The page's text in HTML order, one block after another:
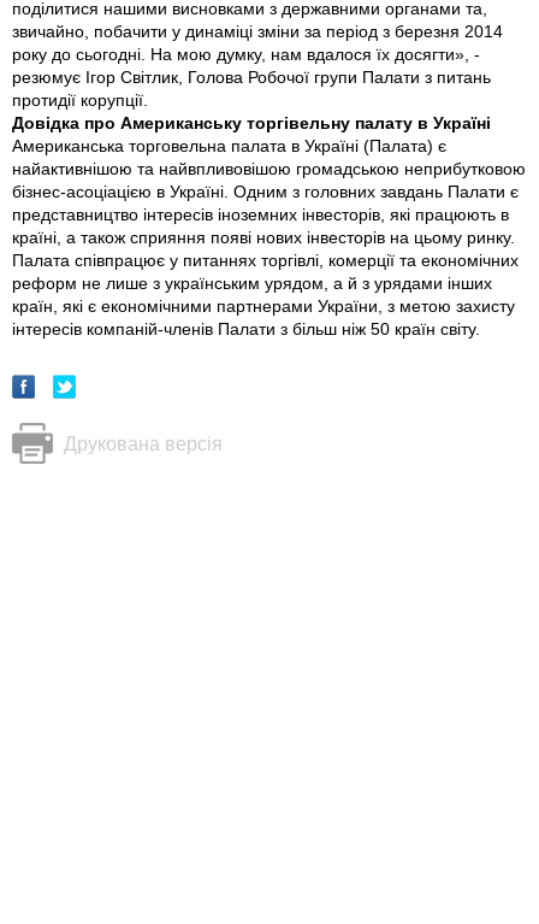
поділитися нашими висновками з державними органами та,
звичайно, побачити у динаміці зміни за період з березня 2014
року до сьогодні. На мою думку, нам вдалося їх досягти», -
резюмує Ігор Світлик, Голова Робочої групи Палати з питань
протидії корупції.
Довідка про Американську торгівельну палату в Україні
Американська торговельна палата в Україні (Палата) є
найактивнішою та найвпливовішою громадською неприбутковою
бізнес-асоціацією в Україні. Одним з головних завдань Палати є
представництво інтересів іноземних інвесторів, які працюють в
країні, а також сприяння появі нових інвесторів на цьому ринку.
Палата співпрацює у питаннях торгівлі, комерції та економічних
реформ не лише з українським урядом, а й з урядами інших
країн, які є економічними партнерами України, з метою захисту
інтересів компаній-членів Палати з більш ніж 50 країн світу.
Друкована версія